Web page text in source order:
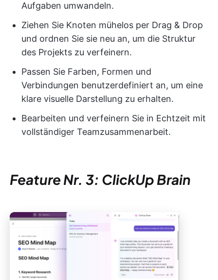
Aufgaben umwandeln.
Ziehen Sie Knoten mühelos per Drag & Drop
und ordnen Sie sie neu an, um die Struktur
des Projekts zu verfeinern.
Passen Sie Farben, Formen und
Verbindungen benutzerdefiniert an, um eine
klare visuelle Darstellung zu erhalten.
Bearbeiten und verfeinern Sie in Echtzeit mit
vollständiger Teamzusammenarbeit.
Feature Nr. 3: ClickUp Brain